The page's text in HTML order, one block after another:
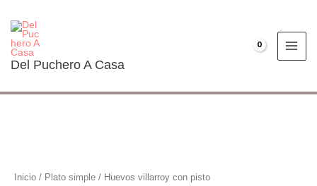
contenido
Del Puchero A Casa
Inicio / Plato simple / Huevos villarroy con pisto
con